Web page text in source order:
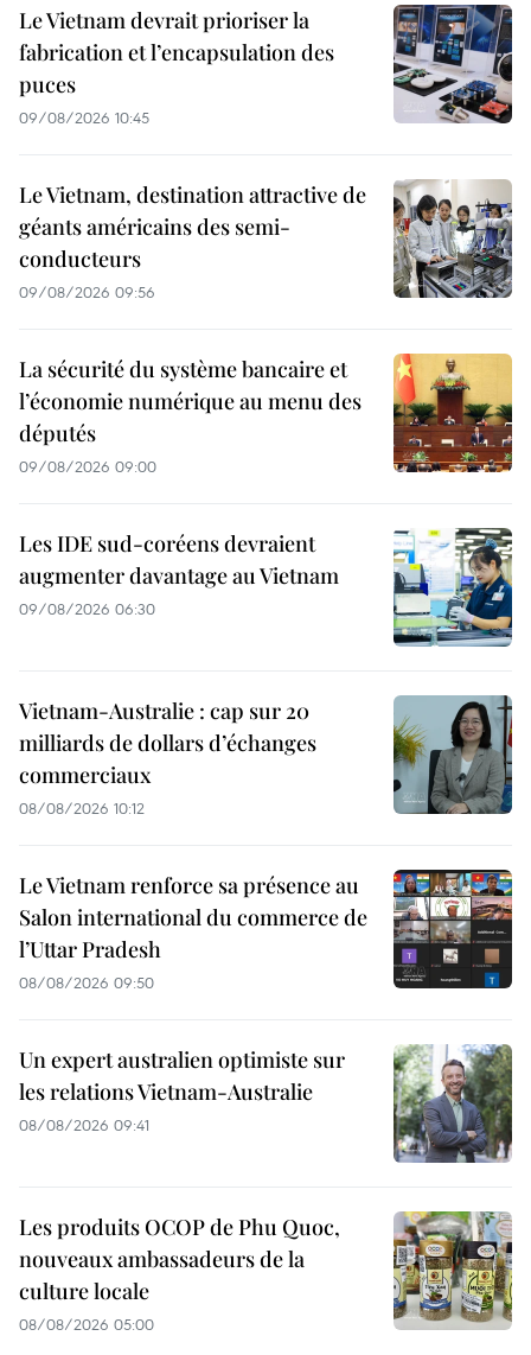
Le Vietnam devrait prioriser la
fabrication et l’encapsulation des
puces
09/08/2026 10:45
Le Vietnam, destination attractive de
géants américains des semi-
conducteurs
09/08/2026 09:56
La sécurité du système bancaire et
l’économie numérique au menu des
députés
09/08/2026 09:00
Les IDE sud-coréens devraient
augmenter davantage au Vietnam
09/08/2026 06:30
Vietnam-Australie : cap sur 20
milliards de dollars d’échanges
commerciaux
08/08/2026 10:12
Le Vietnam renforce sa présence au
Salon international du commerce de
l’Uttar Pradesh
08/08/2026 09:50
Un expert australien optimiste sur
les relations Vietnam-Australie
08/08/2026 09:41
Les produits OCOP de Phu Quoc,
nouveaux ambassadeurs de la
culture locale
08/08/2026 05:00